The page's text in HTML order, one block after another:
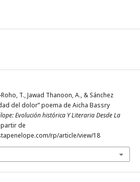
T., Jawad Thanoon, A., & Sánchez
del dolor” poema de Aicha Bassry
Evolución histórica Y Literaria Desde La
de
rp/article/view/18